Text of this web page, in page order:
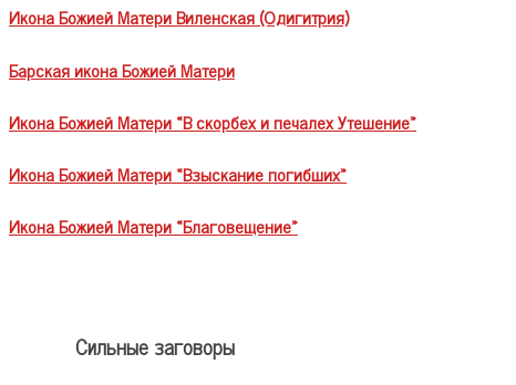
Икона Божией Матери Виленская (Одигитрия)
Барская икона Божией Матери
Икона Божией Матери «В скорбех и печалех Утешение»
Икона Божией Матери «Взыскание погибших»
Икона Божией Матери «Благовещение»
Сильные заговоры